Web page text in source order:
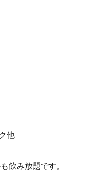
他
飲み放題です。